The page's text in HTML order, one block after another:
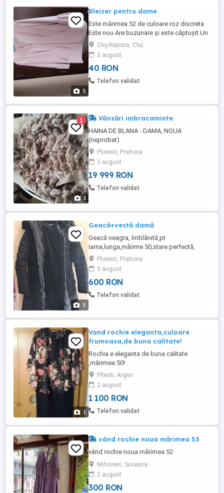
5
Bleizer pentru dame
Este mărimea 52 de culoare roz discreta
Este nou Are buzunare și este căptușit.Un
material f placut și nu se șifoneaza.Este f
bun pentru dimineți și seri
racoroase.Acopera soldurile pentru
persoane mai plinuțe.Nu răspund la e
mailuri!!!
Cluj-Napoca, Cluj
3 august
40 RON
Telefon validat
3
1 Vânzări imbracaminte
HAINA DE BLANA - DAMA, NOUA
(neprobat)
Ploiesti, Prahova
3 august
19 999 RON
Telefon validat
5
Geacă+vestă damă
Geacă neagra, îmblănită,pt
iarna,lunga,mărime 50,stare perfectă,
pentru femei,preț 600 lei Vesta fâș,
îmblănită,iarna, culoare albă,mărime
36,stare foarte bună,preț 250 lei Predare
personala in Ploiești,sau pot trimite și în
țară
Ploiesti, Prahova
3 august
600 RON
Telefon validat
1
Vand rochie eleganta,culoare
frumoasa,de buna calitate!
Rochia e eleganta de buna calitate
,mărimea 50!
Pitesti, Arges
2 august
1 100 RON
Telefon validat
vând rochie noua mărimea 53
vând rochie noua mărimea 52
Mihoveni, Suceava
2 august
300 RON